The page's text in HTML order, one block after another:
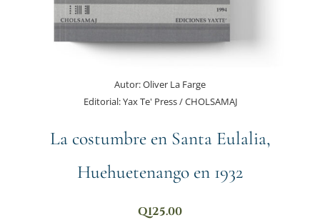
Autor:Oliver La Farge
Editorial:Yax Te' Press / CHOLSAMAJ
La costumbre en Santa Eulalia,
Huehuetenango en 1932
Q125.00